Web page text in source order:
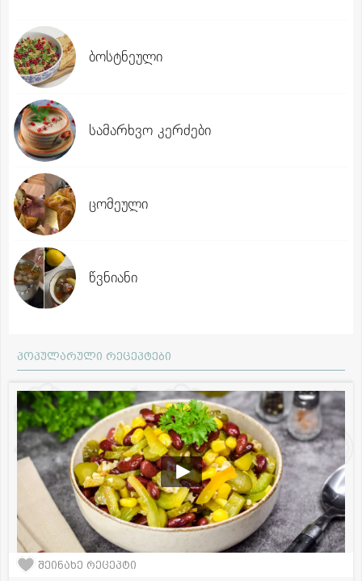
ბოსტნეული
სამარხვო კერძები
ცომეული
წვნიანი
პოპულარული რეცეპტები
შეინახე რეცეპტი